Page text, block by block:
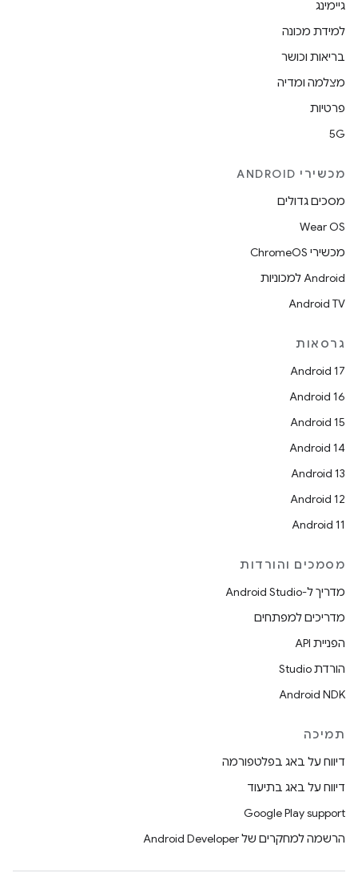
גיימינג
למידת מכונה
בריאות וכושר
מצלמה ומדיה
פרטיות
5G
מכשירי ANDROID
מסכים גדולים
Wear OS
מכשירי ChromeOS
Android למכוניות
Android TV
גרסאות
Android 17
Android 16
Android 15
Android 14
Android 13
Android 12
Android 11
מסמכים והורדות
מדריך ל-Android Studio
מדריכים למפתחים
הפניית API
הורדת Studio
Android NDK
תמיכה
דיווח על באג בפלטפורמה
דיווח על באג בתיעוד
Google Play support
הרשמה למחקרים של Android Developer